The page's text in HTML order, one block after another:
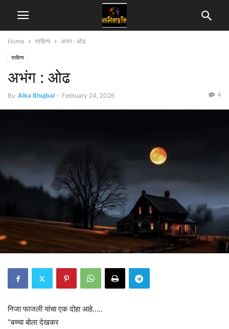
Home साहित्य अभंग : ओढ
साहित्य
अभंग : ओढ
By Alka Bhujbal - February 24, 2026 4
निजा फाजली यांचा एक दोहा आहे…..
“बच्चा बोला देखकर